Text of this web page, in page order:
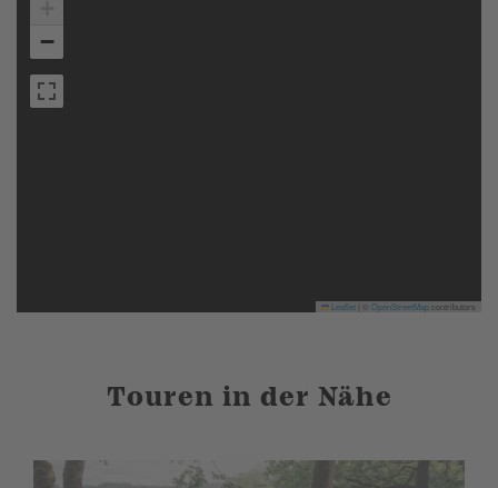
−
Leaflet OpenStreetMapcontributors
Touren in der Nähe